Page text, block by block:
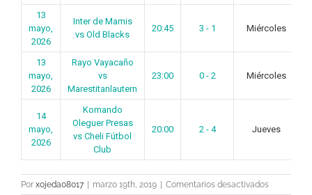
13
mayo,
2026
Inter de Mamis
vs Old Blacks
20:45 3 - 1 Miércoles
13
mayo,
2026
Rayo Vayacaño
vs
Marestitanlautern
23:00 0 - 2 Miércoles
14
mayo,
2026
Komando
Oleguer Presas
vs Cheli Fútbol
Club
20:00 2 - 4 Jueves
Por xojeda08017 marzo 19th, 2019 Comentarios desactivadosen